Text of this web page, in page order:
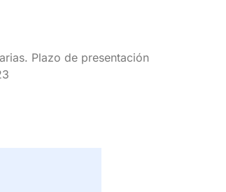
Plazo de presentación